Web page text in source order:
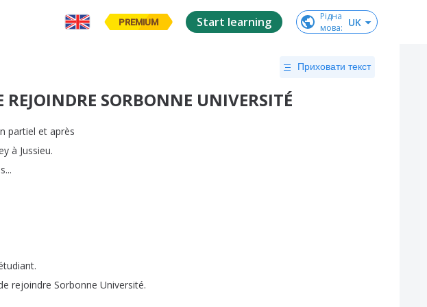
PREMIUM Start learning
Рідна
мова: UK
Приховати текст
SORBONNE UNIVERSITÉ
partiel et après
à Jussieu.
...
.
rejoindre Sorbonne Université.